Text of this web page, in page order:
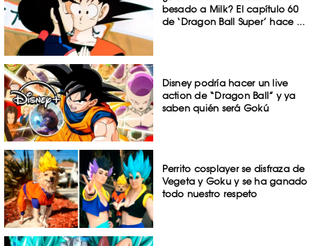
besado a Milk? El capítulo 60
de ‘Dragon Ball Super’ hace ...
Disney podría hacer un live
action de “Dragon Ball” y ya
saben quién será Gokú
Perrito cosplayer se disfraza de
Vegeta y Goku y se ha ganado
todo nuestro respeto